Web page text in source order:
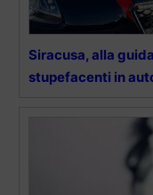
Siracusa, alla
stupefacenti in